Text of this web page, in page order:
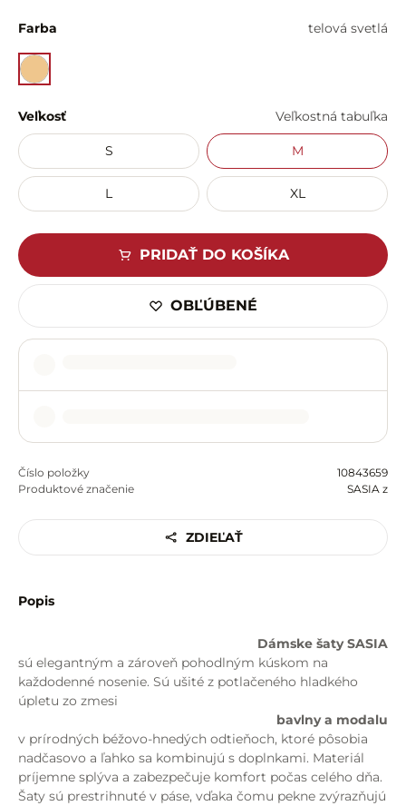
Farba telová svetlá
Veľkosť Veľkostná tabuľka
S M
L XL
PRIDAŤ DO KOŠÍKA
OBĽÚBENÉ
Číslo položky
10843659
Produktové značenie
SASIA z
ZDIEĽAŤ
Popis
Dámske šaty SASIA
sú elegantným a zároveň pohodlným kúskom na
každodenné nosenie. Sú ušité z potlačeného hladkého
úpletu zo zmesi
bavlny a modalu
v prírodných béžovo-hnedých odtieňoch, ktoré pôsobia
nadčasovo a ľahko sa kombinujú s doplnkami. Materiál
príjemne splýva a zabezpečuje komfort počas celého dňa.
Šaty sú prestrihnuté v páse, vďaka čomu pekne zvýrazňujú